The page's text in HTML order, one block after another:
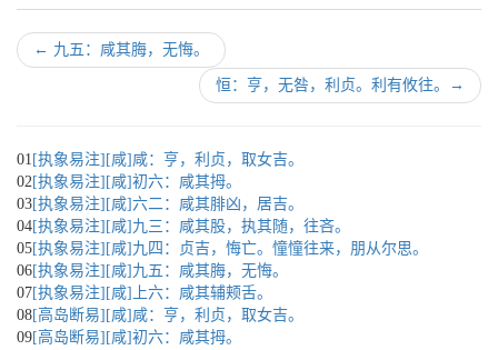
← 九五：咸其脢，无悔。
恒：亨，无咎，利贞。利有攸往。 →
01 [执象易注][咸]咸：亨，利贞，取女吉。
02[执象易注][咸]初六：咸其拇。
03[执象易注][咸]六二：咸其腓凶，居吉。
04[执象易注][咸]九三：咸其股，执其随，往吝。
05[执象易注][咸]九四：贞吉，悔亡。憧憧往来，朋从尔思。
06[执象易注][咸]九五：咸其脢，无悔。
07[执象易注][咸]上六：咸其辅颊舌。
08[高岛断易][咸]咸：亨，利贞，取女吉。
09[高岛断易][咸]初六：咸其拇。